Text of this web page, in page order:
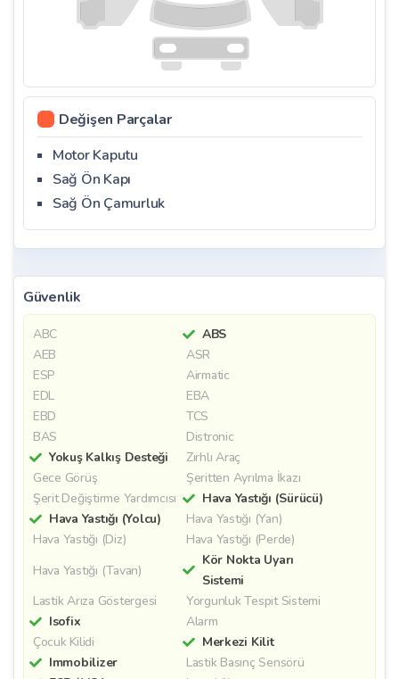
Değişen Parçalar
Motor Kaputu
Sağ Ön Kapı
Sağ Ön Çamurluk
Güvenlik
ABC
ABS
AEB
ASR
ESP
Airmatic
EDL
EBA
EBD
TCS
BAS
Distronic
Yokuş Kalkış Desteği
Zırhlı Araç
Gece Görüş
Şeritten Ayrılma İkazı
Şerit Değiştirme Yardımcısı
Hava Yastığı (Sürücü)
Hava Yastığı (Yolcu)
Hava Yastığı (Yan)
Hava Yastığı (Diz)
Hava Yastığı (Perde)
Hava Yastığı (Tavan)
Kör Nokta Uyarı
Sistemi
Lastik Arıza Göstergesi
Yorgunluk Tespit Sistemi
Isofix
Alarm
Çocuk Kilidi
Merkezi Kilit
Immobilizer
Lastik Basınç Sensörü